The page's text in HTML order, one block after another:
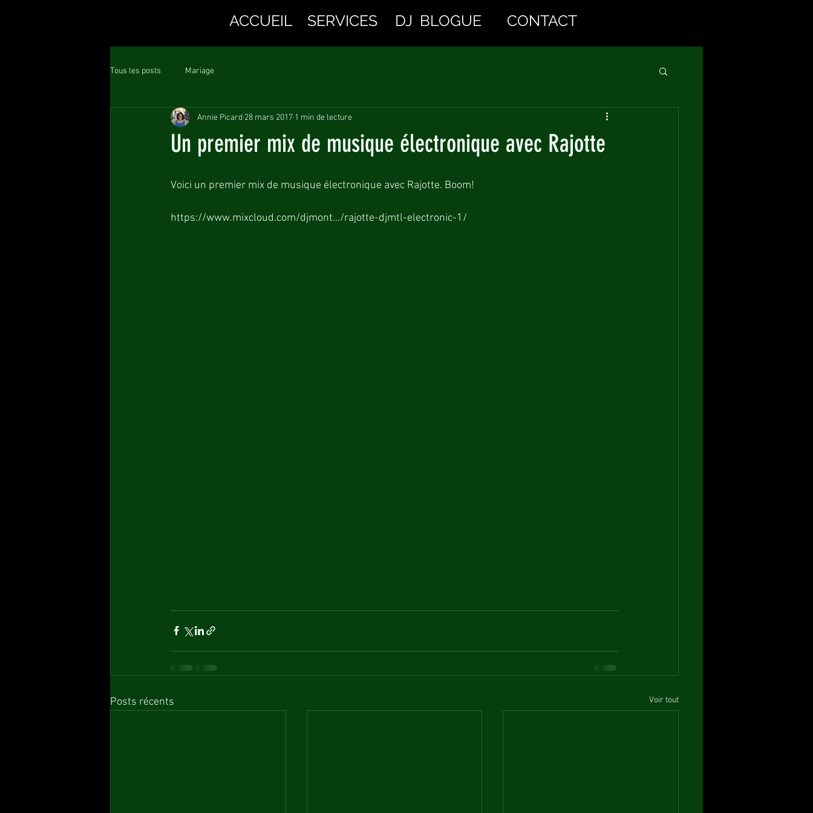
ACCUEIL SERVICES DJ BLOGUE CONTACT
Tous les posts Mariage
Un premier mix de musique électronique avec Rajotte
Annie Picard 28 mars 2017 1 min de lecture
Voici un premier mix de musique électronique avec Rajotte. Boom!
https://www.mixcloud.com/djmont…/rajotte-djmtl-electronic-1/
Posts récents Voir tout